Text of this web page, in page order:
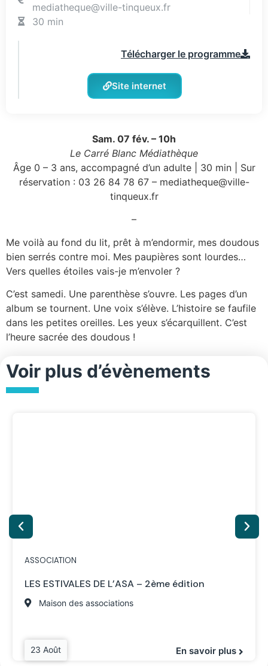
mediatheque@ville-tinqueux.fr
30 min
Télécharger le programme
Site internet
Sam. 07 fév. – 10h
Le Carré Blanc Médiathèque
Âge 0 – 3 ans, accompagné d’un adulte | 30 min | Sur
réservation : 03 26 84 78 67 – mediatheque@ville-
tinqueux.fr
–
Me voilà au fond du lit, prêt à m’endormir, mes doudous
bien serrés contre moi. Mes paupières sont lourdes…
Vers quelles étoiles vais-je m’envoler ?
C’est samedi. Une parenthèse s’ouvre. Les pages d’un
album se tournent. Une voix s’élève. L’histoire se faufile
dans les petites oreilles. Les yeux s’écarquillent. C’est
l’heure sacrée des doudous !
Voir plus d’évènements
ASSOCIATION
LES ESTIVALES DE L’ASA – 2ème édition
Maison des associations
23 Août En savoir plus